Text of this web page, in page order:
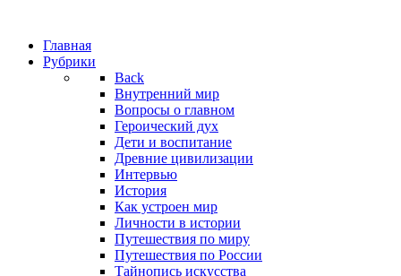
Главная
Рубрики
Back
Внутренний мир
Вопросы о главном
Героический дух
Дети и воспитание
Древние цивилизации
Интервью
История
Как устроен мир
Личности в истории
Путешествия по миру
Путешествия по России
Тайнопись искусства